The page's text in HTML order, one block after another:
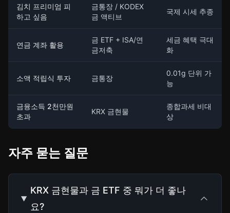
김치 프리미엄 피
하고 싶음
금통장 / KODEX
금 액티브
국제 시세 추종
연금 계좌 활용
금 ETF + ISA/연
금저축
세금 혜택 극대
화
소액 적립식 투자 금통장
0.01g 단위 가
능
금융소득 2천만원
초과
KRX 금현물
종합과세 비대
상
자주 묻는 질문
KRX 금현물과 금 ETF 중 뭐가 더 좋나
요?